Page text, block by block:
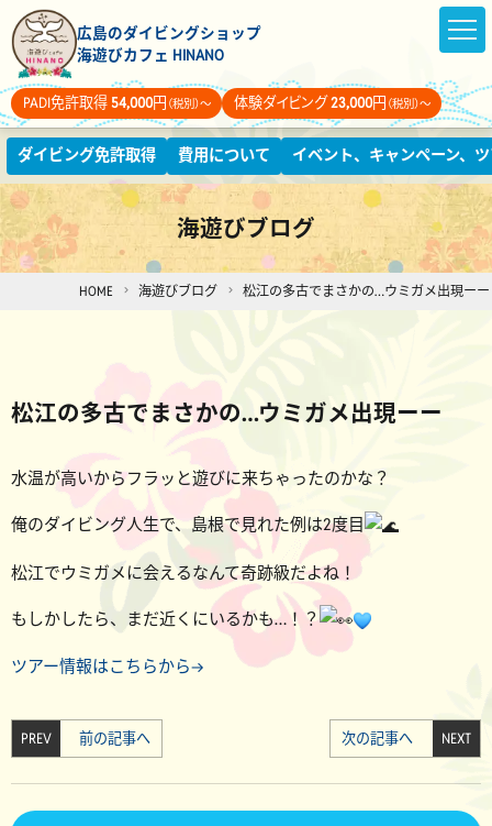
広島のダイビングショップ
海遊びカフェ HINANO
PADI免許取得54,000円 （税別）～ 体験ダイビング23,000円 （税別）～
ダイビング免許取得 費用について イベント、キャンペーン、
海遊びブログ
HOME 海遊びブログ 松江の多古でまさかの…ウミガメ出現ーー
松江の多古でまさかの…ウミガメ出現ーー
水温が高いからフラッと遊びに来ちゃったのかな？
俺のダイビング人生で、島根で見れた例は2度目
松江でウミガメに会えるなんて奇跡級だよね！
もしかしたら、まだ近くにいるかも…！？
ツアー情報はこちらから→
PREV 前の記事へ NEXT
次の記事へ